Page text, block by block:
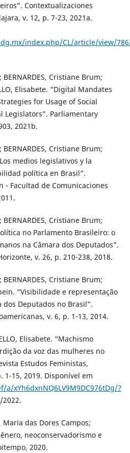
Contextualizaciones
v. 12, p. 7-23, 2021a.
index.php/CL/article/view/
Cristiane Brum;
Elisabete. “Digital Mandates
for Usage of Social
Legislators”. Parliamentary
2021b.
Cristiane Brum;
medios legislativos y la
política en Brasil”.
- Facultad de Comunicaciones
Cristiane Brum;
no Parlamento Brasileiro: o
na Câmara dos Deputados”.
v. 26, p. 210-238, 2018.
Cristiane Brum;
“Visibilidade e representação
dos Deputados no Brasil”.
v. 6, p. 1-13, 2014.
Elisabete. “Machismo
da voz das mulheres no
Estudos Feministas,
1-15, 2019. Disponível em
xYh6dxnNQ6LV9M9DC976tDg/?
2022.
Maria das Dores Campos;
neoconservadorismo e
2020.